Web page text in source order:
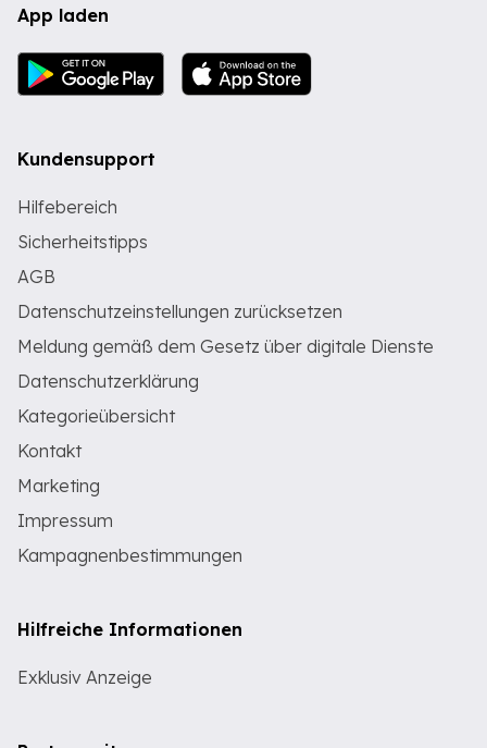
App laden
Kundensupport
Hilfebereich
Sicherheitstipps
AGB
Datenschutzeinstellungen zurücksetzen
Meldung gemäß dem Gesetz über digitale Dienste
Datenschutzerklärung
Kategorieübersicht
Kontakt
Marketing
Impressum
Kampagnenbestimmungen
Hilfreiche Informationen
Exklusiv Anzeige